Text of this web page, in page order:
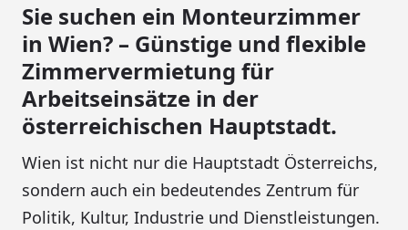
Sie suchen ein Monteurzimmer
in Wien? – Günstige und flexible
Zimmervermietung für
Arbeitseinsätze in der
österreichischen Hauptstadt.
Wien ist nicht nur die Hauptstadt Österreichs,
sondern auch ein bedeutendes Zentrum für
Politik, Kultur, Industrie und Dienstleistungen.